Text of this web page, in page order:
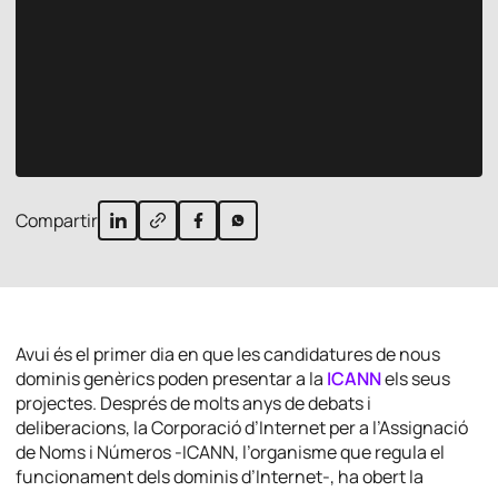
Compartir
Avui és el primer dia en que les candidatures de nous
dominis genèrics poden presentar a la ICANNels seus
projectes. Després de molts anys de debats i
deliberacions, la Corporació d’Internet per a l’Assignació
de Noms i Números -ICANN, l’organisme que regula el
funcionament dels dominis d’Internet-, ha obert la